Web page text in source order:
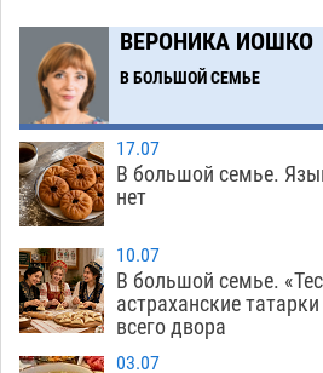
в музее Пушкина в
13:50
Мэрия Астрахани
зеленые зоны на
13:13
Скончался второй
Астрахани
12:49
Астраханские
стартовали на
ВЕРОНИКА ИОШКО
В БОЛЬШОЙ СЕМЬЕ
17.07
В большой семье.
нет
10.07
В большой семье.
астраханские
всего двора
03.07